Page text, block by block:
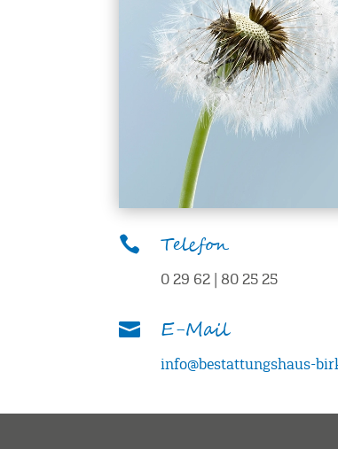
 Telefon
0 29 62 | 80 25 25
 E-Mail
info@bestattungshaus-